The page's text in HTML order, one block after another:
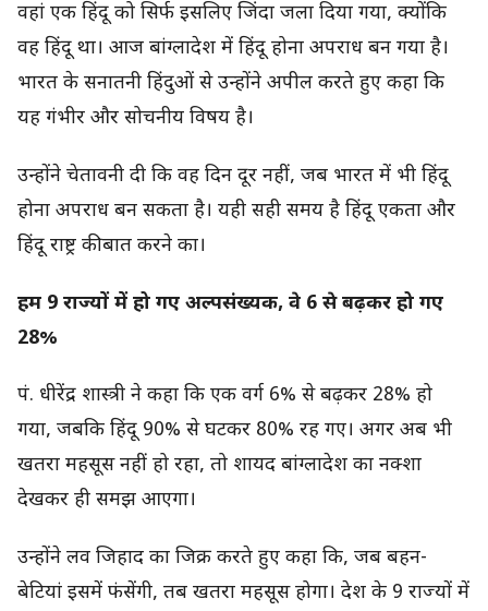
वहां एक हिंदू को सिर्फ इसलिए जिंदा जला दिया गया, क्योंकि
वह हिंदू था। आज बांग्लादेश में हिंदू होना अपराध बन गया है।
भारत के सनातनी हिंदुओं से उन्होंने अपील करते हुए कहा कि
यह गंभीर और सोचनीय विषय है।
उन्होंने चेतावनी दी कि वह दिन दूर नहीं, जब भारत में भी हिंदू
होना अपराध बन सकता है। यही सही समय है हिंदू एकता और
हिंदू राष्ट्र की बात करने का।
हम 9 राज्यों में हो गए अल्पसंख्यक, वे 6 से बढ़कर हो गए
28%
पं. धीरेंद्र शास्त्री ने कहा कि एक वर्ग 6% से बढ़कर 28% हो
गया, जबकि हिंदू 90% से घटकर 80% रह गए। अगर अब भी
खतरा महसूस नहीं हो रहा, तो शायद बांग्लादेश का नक्शा
देखकर ही समझ आएगा।
उन्होंने लव जिहाद का जिक्र करते हुए कहा कि, जब बहन-
बेटियां इसमें फंसेंगी, तब खतरा महसूस होगा। देश के 9 राज्यों में